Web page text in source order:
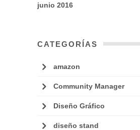
junio 2016
CATEGORÍAS
amazon
Community Manager
Diseño Gráfico
diseño stand